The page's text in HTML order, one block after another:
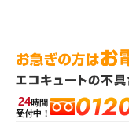
24時間
受付中！